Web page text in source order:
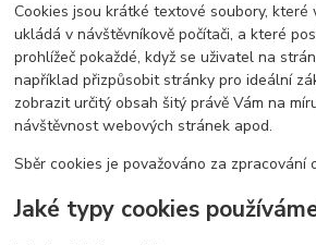
Cookies jsou krátké textové soubory, které
ukládá v návštěvníkově počítači, a které
prohlížeč pokaždé, když se uživatel na
například přizpůsobit stránky pro ideální
zobrazit určitý obsah šitý právě Vám na
návštěvnost webových stránek apod.
Sběr cookies je považováno za zpracování
Jaké typy cookies